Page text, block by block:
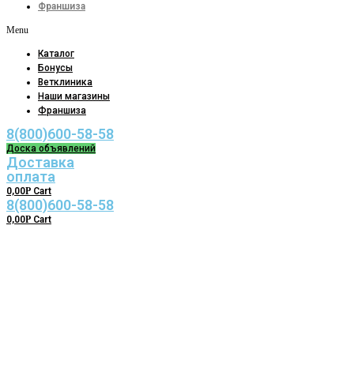
Франшиза
Menu
Каталог
Бонусы
Ветклиника
Наши магазины
Франшиза
8(800)600-58-58
Доска объявлений
Доставка
оплата
0,00Р Cart
8(800)600-58-58
0,00Р Cart